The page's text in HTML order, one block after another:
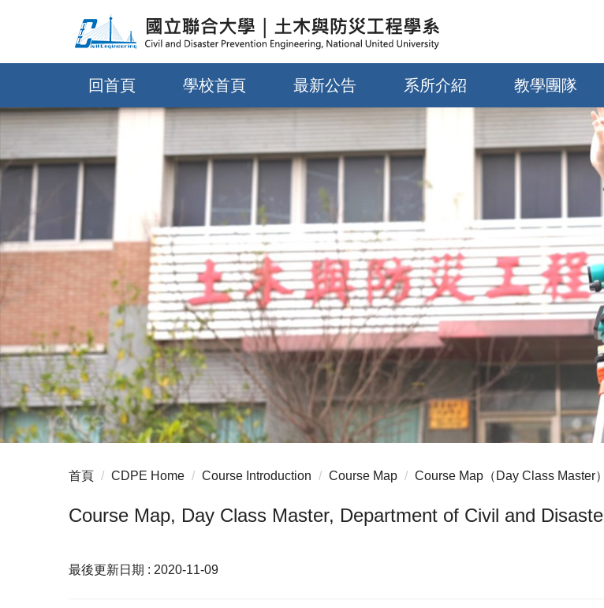
容
區
回首頁 學校首頁 最新公告 系所介紹 教學團隊
首頁 CDPE Home Course Introduction Course Map Course Map（Day Class Master）
Course Map, Day Class Master, Department of Civil and
最後更新日期 : 2020-11-09